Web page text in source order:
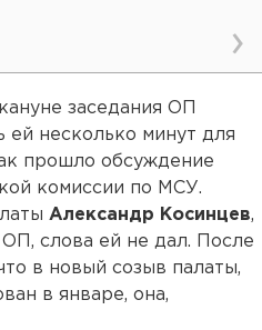
заседания ОП
ей несколько минут для
прошло обсуждение
комиссии по МСУ.
Александр Косинцев,
слова ей не дал. После
в новый созыв палаты,
в январе, она,